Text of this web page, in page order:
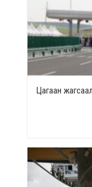
Цагаан